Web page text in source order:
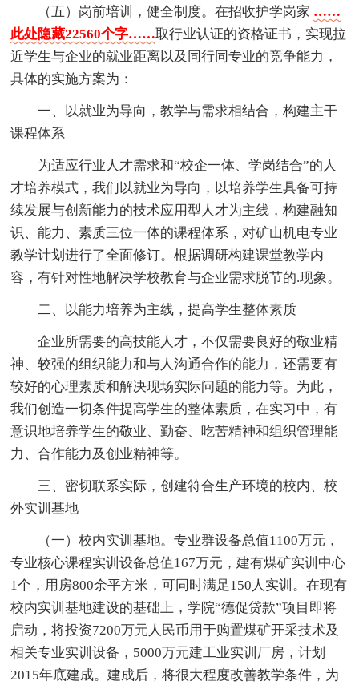
（五）岗前培训，健全制度。在招收护学岗家 ……
此处隐藏22560个字……取行业认证的资格证书，实现拉
近学生与企业的就业距离以及同行同专业的竞争能力，
具体的实施方案为：
一、以就业为导向，教学与需求相结合，构建主干
课程体系
为适应行业人才需求和“校企一体、学岗结合”的人
才培养模式，我们以就业为导向，以培养学生具备可持
续发展与创新能力的技术应用型人才为主线，构建融知
识、能力、素质三位一体的课程体系，对矿山机电专业
教学计划进行了全面修订。根据调研构建课堂教学内
容，有针对性地解决学校教育与企业需求脱节的.现象。
二、以能力培养为主线，提高学生整体素质
企业所需要的高技能人才，不仅需要良好的敬业精
神、较强的组织能力和与人沟通合作的能力，还需要有
较好的心理素质和解决现场实际问题的能力等。为此，
我们创造一切条件提高学生的整体素质，在实习中，有
意识地培养学生的敬业、勤奋、吃苦精神和组织管理能
力、合作能力及创业精神等。
三、密切联系实际，创建符合生产环境的校内、校
外实训基地
（一）校内实训基地。专业群设备总值1100万元，
专业核心课程实训设备总值167万元，建有煤矿实训中心
1个，用房800余平方米，可同时满足150人实训。在现有
校内实训基地建设的基础上，学院“德促贷款”项目即将
启动，将投资7200万元人民币用于购置煤矿开采技术及
相关专业实训设备，5000万元建工业实训厂房，计划
2015年底建成。建成后，将很大程度改善教学条件，为